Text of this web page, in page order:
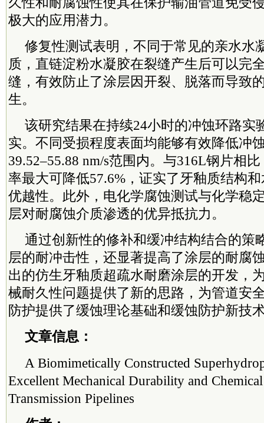
极大的应用潜力。
修复性测试表明，不同于常见的亲水水
质，直链淀粉水凝胶在裂缝产生后可以完
缝，有效防止了涂层因开裂、脱落而导致
生。
该研究结果在持续24小时的冲蚀环路实
实。不同受损程度表面均能够有效降低冲
39.52–55.88 nm/s范围内。与316L钢片相
率最大可降低57.6%，证实了牙釉质结构
优越性。此外，电化学腐蚀测试与化学稳
层对耐腐蚀介质渗透的优异抵抗力。
通过创新性的修补和缓冲结构结合的策
层的耐冲击性，还显著提高了涂层的耐腐
出的仿生牙釉质超疏水耐磨涂层的开发，
械耐久性问题提供了新的思路，为管道安
防护提供了缓蚀理论基础和缓蚀防护新技
文章信息：
A Biomimetically Constructed
Excellent Mechanical Durability and
Transmission Pipelines